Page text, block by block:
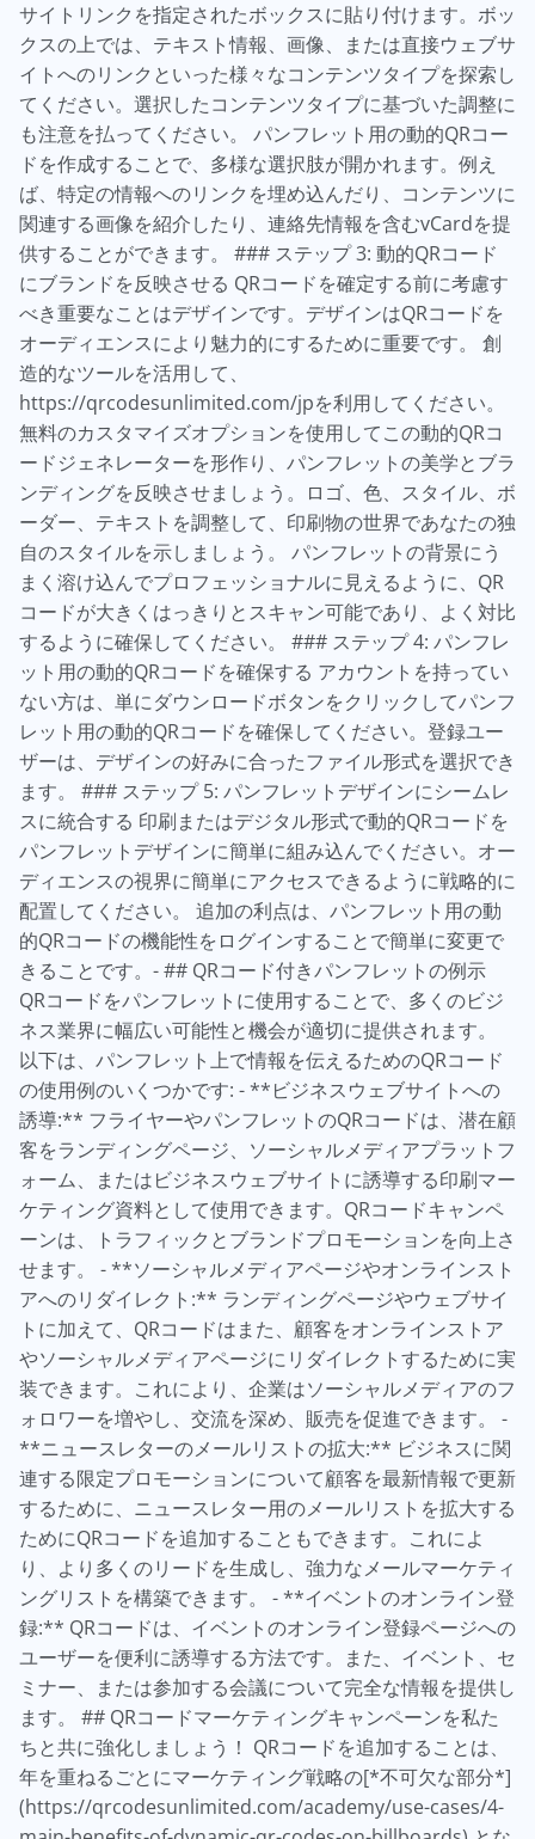
サイトリンクを指定されたボックスに貼り付けます。ボッ
クスの上では、テキスト情報、画像、または直接ウェブサ
イトへのリンクといった様々なコンテンツタイプを探索し
てください。選択したコンテンツタイプに基づいた調整に
も注意を払ってください。 パンフレット用の動的QRコー
ドを作成することで、多様な選択肢が開かれます。例え
ば、特定の情報へのリンクを埋め込んだり、コンテンツに
関連する画像を紹介したり、連絡先情報を含むvCardを提
供することができます。 ### ステップ 3: 動的QRコード
にブランドを反映させる QRコードを確定する前に考慮す
べき重要なことはデザインです。デザインはQRコードを
オーディエンスにより魅力的にするために重要です。 創
造的なツールを活用して、
https://qrcodesunlimited.com/jpを利用してください。
無料のカスタマイズオプションを使用してこの動的QRコ
ードジェネレーターを形作り、パンフレットの美学とブラ
ンディングを反映させましょう。ロゴ、色、スタイル、ボ
ーダー、テキストを調整して、印刷物の世界であなたの独
自のスタイルを示しましょう。 パンフレットの背景にう
まく溶け込んでプロフェッショナルに見えるように、QR
コードが大きくはっきりとスキャン可能であり、よく対比
するように確保してください。 ### ステップ 4: パンフレ
ット用の動的QRコードを確保する アカウントを持ってい
ない方は、単にダウンロードボタンをクリックしてパンフ
レット用の動的QRコードを確保してください。登録ユー
ザーは、デザインの好みに合ったファイル形式を選択でき
ます。 ### ステップ 5: パンフレットデザインにシームレ
スに統合する 印刷またはデジタル形式で動的QRコードを
パンフレットデザインに簡単に組み込んでください。オー
ディエンスの視界に簡単にアクセスできるように戦略的に
配置してください。 追加の利点は、パンフレット用の動
的QRコードの機能性をログインすることで簡単に変更で
きることです。- ## QRコード付きパンフレットの例示
QRコードをパンフレットに使用することで、多くのビジ
ネス業界に幅広い可能性と機会が適切に提供されます。
以下は、パンフレット上で情報を伝えるためのQRコード
の使用例のいくつかです: - **ビジネスウェブサイトへの
誘導:** フライヤーやパンフレットのQRコードは、潜在顧
客をランディングページ、ソーシャルメディアプラットフ
ォーム、またはビジネスウェブサイトに誘導する印刷マー
ケティング資料として使用できます。QRコードキャンペ
ーンは、トラフィックとブランドプロモーションを向上さ
せます。 - **ソーシャルメディアページやオンラインスト
アへのリダイレクト:** ランディングページやウェブサイ
トに加えて、QRコードはまた、顧客をオンラインストア
やソーシャルメディアページにリダイレクトするために実
装できます。これにより、企業はソーシャルメディアのフ
ォロワーを増やし、交流を深め、販売を促進できます。 -
**ニュースレターのメールリストの拡大:** ビジネスに関
連する限定プロモーションについて顧客を最新情報で更新
するために、ニュースレター用のメールリストを拡大する
ためにQRコードを追加することもできます。これによ
り、より多くのリードを生成し、強力なメールマーケティ
ングリストを構築できます。 - **イベントのオンライン登
録:** QRコードは、イベントのオンライン登録ページへの
ユーザーを便利に誘導する方法です。また、イベント、セ
ミナー、または参加する会議について完全な情報を提供し
ます。 ## QRコードマーケティングキャンペーンを私た
ちと共に強化しましょう！ QRコードを追加することは、
年を重ねるごとにマーケティング戦略の[*不可欠な部分*]
(https://qrcodesunlimited.com/academy/use-cases/4-